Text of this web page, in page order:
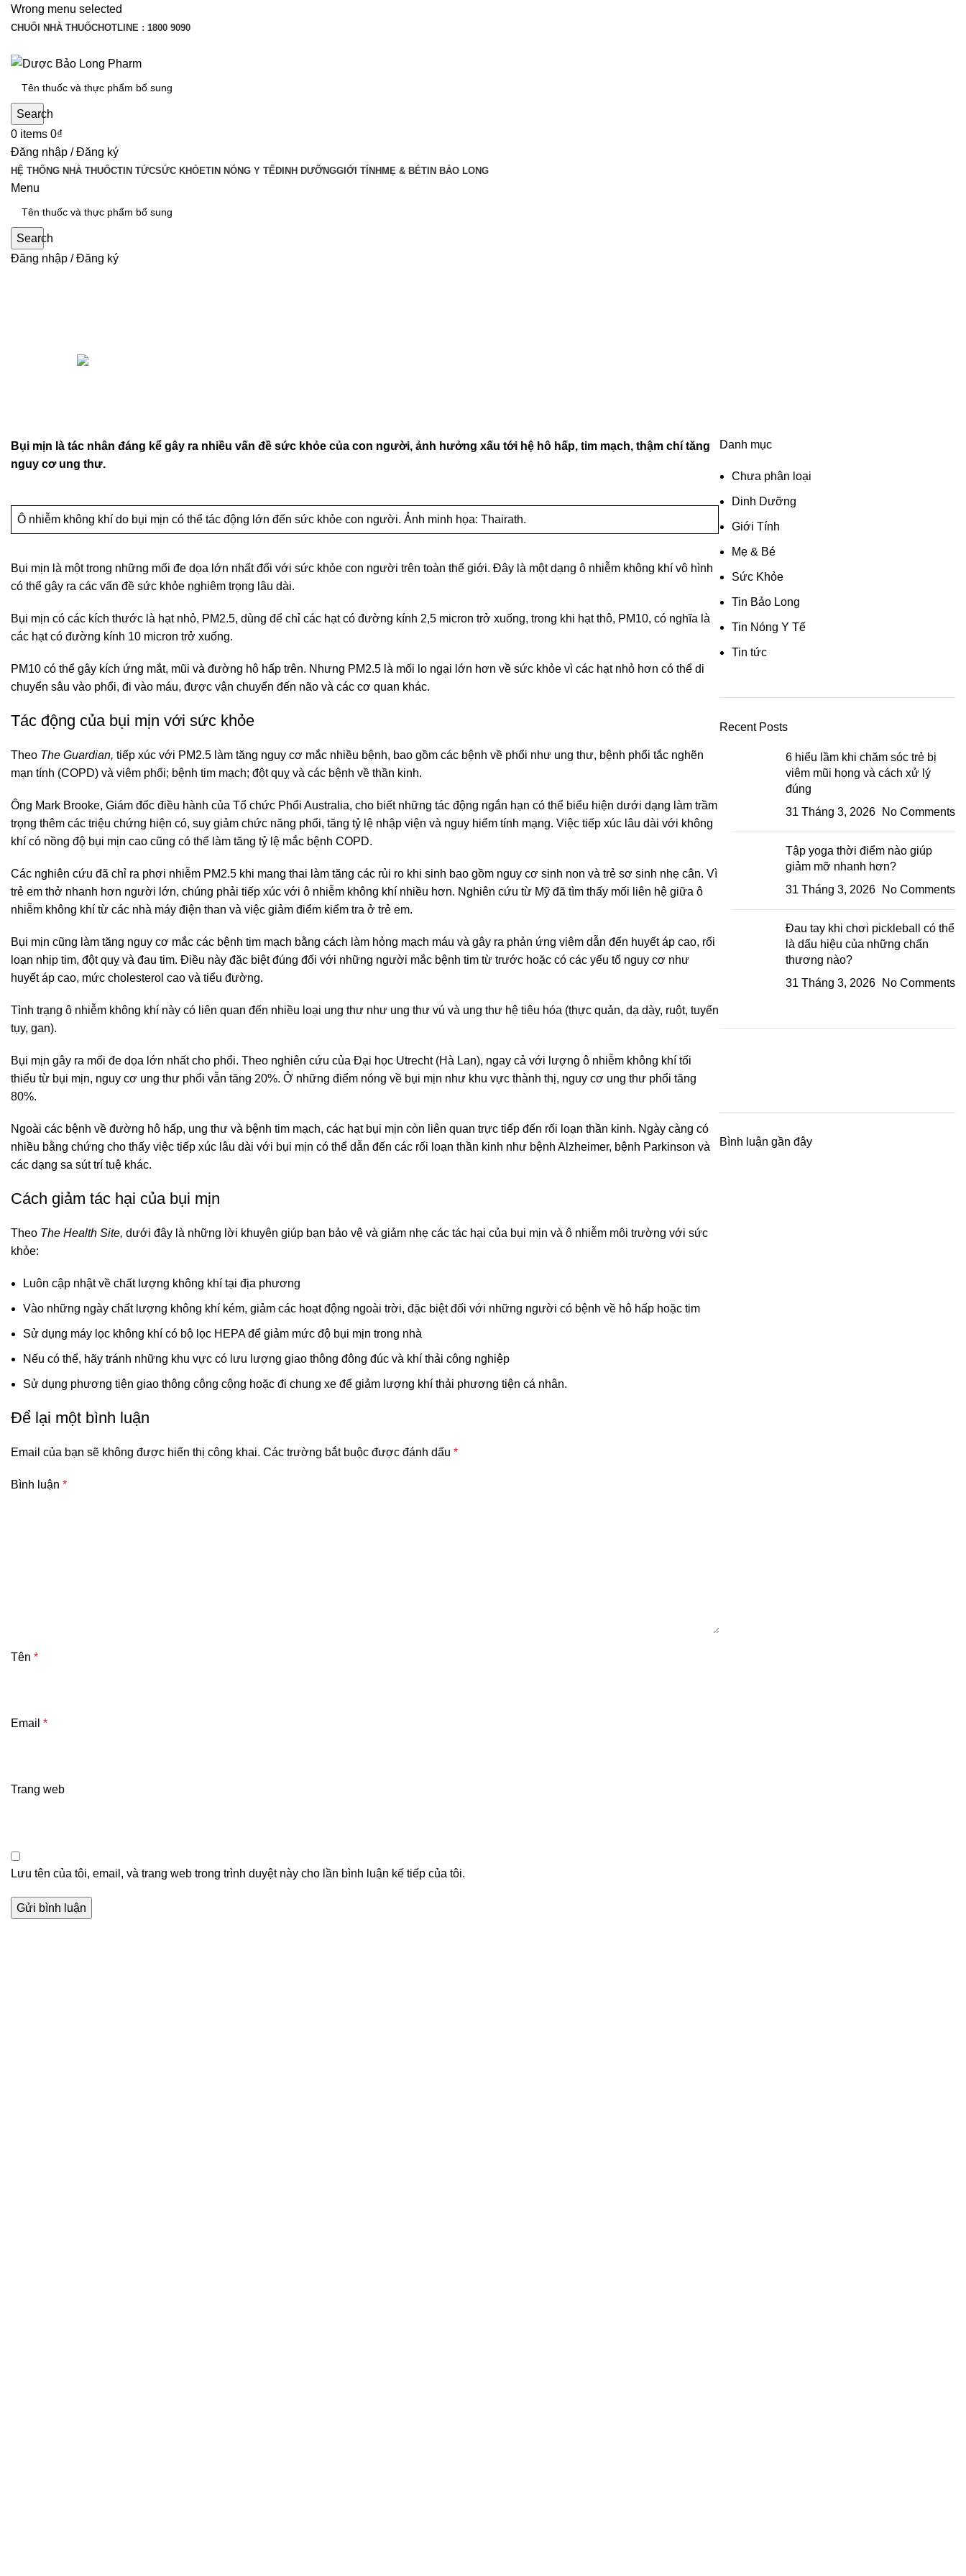
Wrong menu selected
CHUỔI NHÀ THUỐCHOTLINE : 1800 9090
Search
0 items 0₫
Đăng nhập / Đăng ký
HỆ THỐNG NHÀ THUỐCTIN TỨCSỨC KHỎETIN NÓNG Y TẾDINH DƯỠNGGIỚI TÍNH MẸ & BÉTIN BẢO LONG
Menu
Search
Đăng nhập / Đăng ký
Bụi mịn là tác nhân đáng kể gây ra nhiều vấn đề sức khỏe của con người, ảnh hưởng xấu tới hệ hô hấp, tim mạch, thậm chí tăng
nguy cơ ung thư.
Ô nhiễm không khí do bụi mịn có thể tác động lớn đến sức khỏe con người. Ảnh minh họa: Thairath.
Bụi mịn là một trong những mối đe dọa lớn nhất đối với sức khỏe con người trên toàn thế giới. Đây là một dạng ô nhiễm không khí vô hình
có thể gây ra các vấn đề sức khỏe nghiêm trọng lâu dài.
Bụi mịn có các kích thước là hạt nhỏ, PM2.5, dùng để chỉ các hạt có đường kính 2,5 micron trở xuống, trong khi hạt thô, PM10, có nghĩa là
các hạt có đường kính 10 micron trở xuống.
PM10 có thể gây kích ứng mắt, mũi và đường hô hấp trên. Nhưng PM2.5 là mối lo ngại lớn hơn về sức khỏe vì các hạt nhỏ hơn có thể di
chuyển sâu vào phổi, đi vào máu, được vận chuyển đến não và các cơ quan khác.
Tác động của bụi mịn với sức khỏe
Theo The Guardian, tiếp xúc với PM2.5 làm tăng nguy cơ mắc nhiều bệnh, bao gồm các bệnh về phổi như ung thư, bệnh phổi tắc nghẽn
mạn tính (COPD) và viêm phổi; bệnh tim mạch; đột quỵ và các bệnh về thần kinh.
Ông Mark Brooke, Giám đốc điều hành của Tổ chức Phổi Australia, cho biết những tác động ngắn hạn có thể biểu hiện dưới dạng làm trầm
trọng thêm các triệu chứng hiện có, suy giảm chức năng phổi, tăng tỷ lệ nhập viện và nguy hiểm tính mạng. Việc tiếp xúc lâu dài với không
khí có nồng độ bụi mịn cao cũng có thể làm tăng tỷ lệ mắc bệnh COPD.
Các nghiên cứu đã chỉ ra phơi nhiễm PM2.5 khi mang thai làm tăng các rủi ro khi sinh bao gồm nguy cơ sinh non và trẻ sơ sinh nhẹ cân. Vì
trẻ em thở nhanh hơn người lớn, chúng phải tiếp xúc với ô nhiễm không khí nhiều hơn. Nghiên cứu từ Mỹ đã tìm thấy mối liên hệ giữa ô
nhiễm không khí từ các nhà máy điện than và việc giảm điểm kiểm tra ở trẻ em.
Bụi mịn cũng làm tăng nguy cơ mắc các bệnh tim mạch bằng cách làm hỏng mạch máu và gây ra phản ứng viêm dẫn đến huyết áp cao, rối
loạn nhịp tim, đột quỵ và đau tim. Điều này đặc biệt đúng đối với những người mắc bệnh tim từ trước hoặc có các yếu tố nguy cơ như
huyết áp cao, mức cholesterol cao và tiểu đường.
Tình trạng ô nhiễm không khí này có liên quan đến nhiều loại ung thư như ung thư vú và ung thư hệ tiêu hóa (thực quản, dạ dày, ruột, tuyến
tụy, gan).
Bụi mịn gây ra mối đe dọa lớn nhất cho phổi. Theo nghiên cứu của Đại học Utrecht (Hà Lan), ngay cả với lượng ô nhiễm không khí tối
thiểu từ bụi mịn, nguy cơ ung thư phổi vẫn tăng 20%. Ở những điểm nóng về bụi mịn như khu vực thành thị, nguy cơ ung thư phổi tăng
80%.
Ngoài các bệnh về đường hô hấp, ung thư và bệnh tim mạch, các hạt bụi mịn còn liên quan trực tiếp đến rối loạn thần kinh. Ngày càng có
nhiều bằng chứng cho thấy việc tiếp xúc lâu dài với bụi mịn có thể dẫn đến các rối loạn thần kinh như bệnh Alzheimer, bệnh Parkinson và
các dạng sa sút trí tuệ khác.
Cách giảm tác hại của bụi mịn
Theo The Health Site, dưới đây là những lời khuyên giúp bạn bảo vệ và giảm nhẹ các tác hại của bụi mịn và ô nhiễm môi trường với sức
khỏe:
Luôn cập nhật về chất lượng không khí tại địa phương
Vào những ngày chất lượng không khí kém, giảm các hoạt động ngoài trời, đặc biệt đối với những người có bệnh về hô hấp hoặc tim
Sử dụng máy lọc không khí có bộ lọc HEPA để giảm mức độ bụi mịn trong nhà
Nếu có thể, hãy tránh những khu vực có lưu lượng giao thông đông đúc và khí thải công nghiệp
Sử dụng phương tiện giao thông công cộng hoặc đi chung xe để giảm lượng khí thải phương tiện cá nhân.
Để lại một bình luận
Email của bạn sẽ không được hiển thị công khai. Các trường bắt buộc được đánh dấu *
Bình luận *
Tên *
Email *
Trang web
Lưu tên của tôi, email, và trang web trong trình duyệt này cho lần bình luận kế tiếp của tôi.
Danh mục
Chưa phân loại
Dinh Dưỡng
Giới Tính
Mẹ & Bé
Sức Khỏe
Tin Bảo Long
Tin Nóng Y Tế
Tin tức
Recent Posts
6 hiểu lầm khi chăm sóc trẻ bị
viêm mũi họng và cách xử lý
đúng
31 Tháng 3, 2026
No Comments
Tập yoga thời điểm nào giúp
giảm mỡ nhanh hơn?
31 Tháng 3, 2026
No Comments
Đau tay khi chơi pickleball có thể
là dấu hiệu của những chấn
thương nào?
31 Tháng 3, 2026
No Comments
Bình luận gần đây